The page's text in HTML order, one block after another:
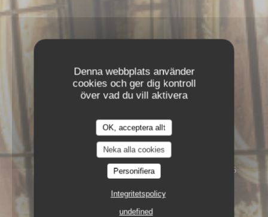
Denna webbplats använder
cookies och ger dig kontroll
över vad du vill aktivera
OK, acceptera allt
Neka alla cookies
Personifiera
Integritetspolicy
undefined
13 RUE DE L'ANCIENNE COMÉDIE 75006
PARIS